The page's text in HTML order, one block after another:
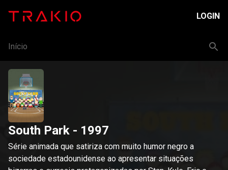
LOGIN
Início
South Park - 1997
Série animada que satiriza com muito humor negro a
sociedade estadounidense ao apresentar situações